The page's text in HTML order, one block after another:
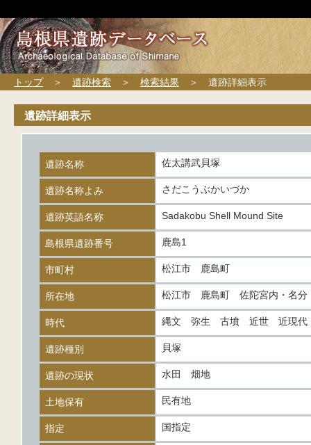
トップ＞ 遺跡検索 ＞ 検索結果 ＞ 遺跡詳細表示
遺跡詳細表示
遺跡名称 佐太講武貝塚
遺跡名称よみ さだこうぶかいづか
遺跡英語名称 Sadakobu Shell Mound Site
島根県遺跡番号 鹿島1
市町村 松江市 鹿島町
所在地 松江市 鹿島町 佐陀宮内・名分
時代 縄文 弥生 古墳 近世 近現
遺跡種別 貝塚
遺跡の現状 水田 畑地
土地保有 民有地
指定 国指定